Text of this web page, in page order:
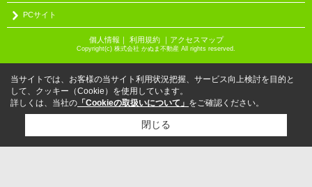
PCサイト
個人情報 ｜ 利用規約｜ アクセスマップ
Copyright(c) 株式会社 かぬま不動産 All rights reserved.
当サイトでは、お客様の当サイト利用状況把握、サービス向上検討を目的と
して、クッキー（Cookie）を使用しています。
詳しくは、当社の 「Cookieの取扱いについて」 をご確認ください。
閉じる